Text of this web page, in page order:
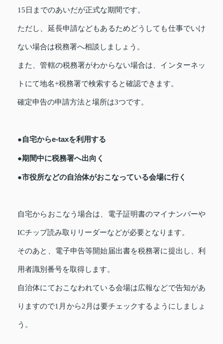
15日までのあいだが正式な期間です。
ただし、延長申請などもあるためどうしても仕事でいけ
ない場合は税務署へ相談しましょう。
また、管轄の税務署がわからない場合は、インターネッ
トにて地名+税務署で検索すると確認できます。
確定申告の申請方法と場所は3つです。
●自宅からe-taxを利用する
●期間中に税務署へ出向く
●市役所などの自治体がおこなっている会場に行く
自宅からおこなう場合は、電子証明書のマイナンバーや
ICチップ読み取りリーダーなどが必要となります。
そのあと、電子申告等開始届出書を税務署に提出し、利
用者識別番号を取得します。
自治体にておこなわれている会場は広報などで告知があ
りますので1月から2月は要チェックするようにしましょ
う。